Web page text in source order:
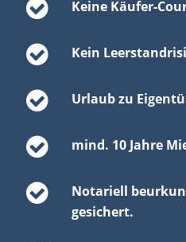
Keine Käufer-
Kein
Urlaub zu
mind. 10 Jahre
Notariell
gesichert.